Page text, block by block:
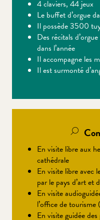
4 claviers, 44 jeux
Le buffet d’orgue
Il possède 3500
Des récitals
dans l’année
Il accompagne les
Il est surmonté
En visite libre aux
cathédrale
En visite libre avec
par le pays d’art et
En visite
l’office de
En visite guidée